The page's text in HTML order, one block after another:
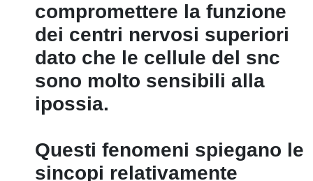
compromettere la funzione
dei centri nervosi superiori
dato che le cellule del snc
sono molto sensibili alla
ipossia.
Questi fenomeni spiegano le
sincopi relativamente